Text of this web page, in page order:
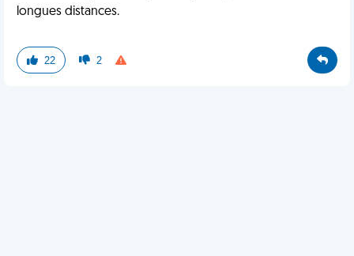
longues distances.
22 2